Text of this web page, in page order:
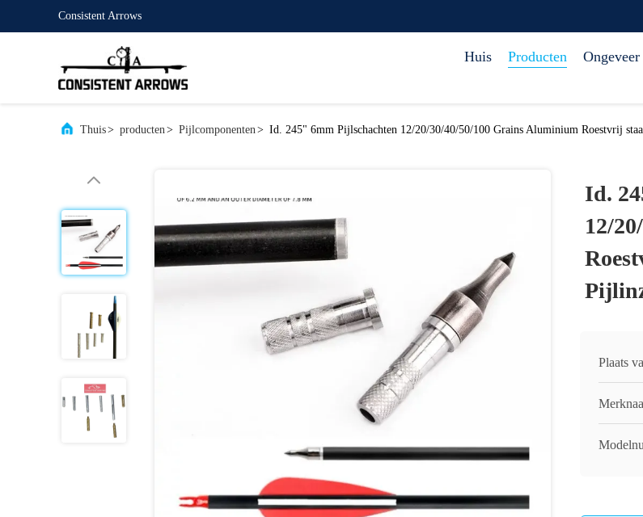
Consistent Arrows
Huis Producten Ongeveer
Thuis> producten> Pijlcomponenten> Id. 245" 6mm Pijlschachten 12/20/30/40/50/100 Grains Aluminium Roestvrij
Id.
12/
Plaats